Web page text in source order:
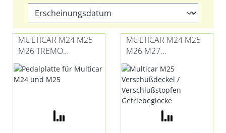
MULTICAR M24 M25
M26 TREMO
PEDALPLATTE
MULTICAR M24 M25
M26 M27
VERSCHUSSDECKEL / V
ERSCHLUSSSTOPFEN
GETRIEBEGLOCKE